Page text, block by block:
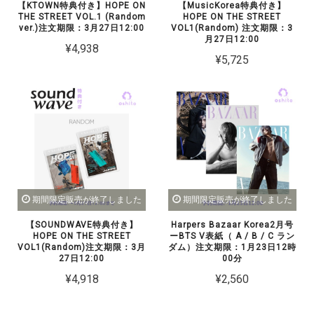
【KTOWN特典付き】HOPE ON
THE STREET VOL.1 (Random
ver.)注文期限：3月27日12:00
¥4,938
【MusicKorea特典付き】
HOPE ON THE STREET
VOL1(Random) 注文期限：3
月27日12:00
¥5,725
期間限定販売が終了しました
【SOUNDWAVE特典付き】
HOPE ON THE STREET
VOL1(Random)注文期限：3月
27日12:00
¥4,918
期間限定販売が終了しました
Harpers Bazaar Korea2月号
ーBTS V表紙（ A / B / C ラン
ダム）注文期限：1月23日12時
00分
¥2,560